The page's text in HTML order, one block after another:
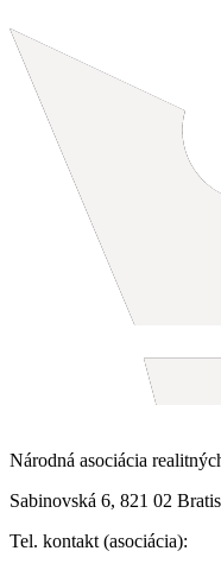
Národná asociácia
Sabinovská 6, 821 02
Tel. kontakt (asociácia):